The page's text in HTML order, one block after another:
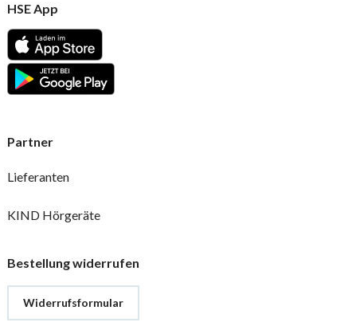
HSE App
Partner
Lieferanten
KIND Hörgeräte
Bestellung widerrufen
Widerrufsformular